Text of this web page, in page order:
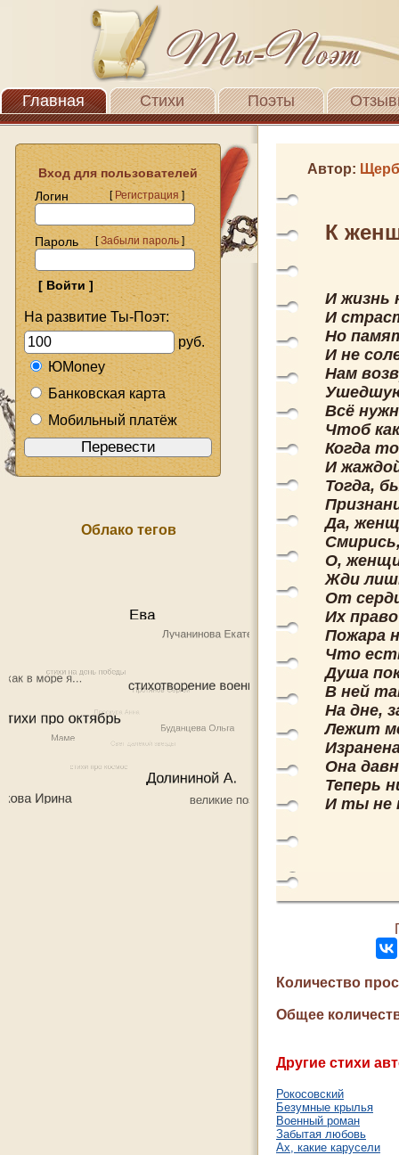
Главная Стихи Поэты
Вход для пользователей
Логин
[Регистрация]
Пароль [Забыли пароль]
На развитие Ты-Поэт:
руб.
ЮMoney
Банковская карта
Мобильный платёж
Облако тегов
Автор:
К
И жизнь
И
Но
И не
Нам
Всё
Чтоб
Когда
И
Тогда,
Да,
О,
Жди
От
Их
Пожара
Что
Душа
В ней
На дне,
Лежит
Она
Теперь
И ты не
Количество
Общее
Другие стихи
Рокосовский
Безумные крылья
Военный роман
Забытая любовь
Ах, какие карусели